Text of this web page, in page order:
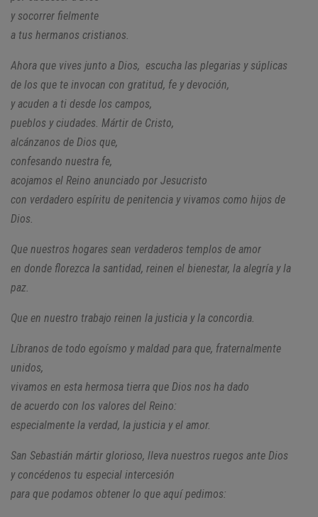
y socorrer fielmente
a tus hermanos cristianos.
Ahora que vives junto a Dios, escucha las plegarias y súplicas
de los que te invocan con gratitud, fe y devoción,
y acuden a ti desde los campos,
pueblos y ciudades. Mártir de Cristo,
alcánzanos de Dios que,
confesando nuestra fe,
acojamos el Reino anunciado por Jesucristo
con verdadero espíritu de penitencia y vivamos como hijos de
Dios.
Que nuestros hogares sean verdaderos templos de amor
en donde florezca la santidad, reinen el bienestar, la alegría y la
paz.
Que en nuestro trabajo reinen la justicia y la concordia.
Líbranos de todo egoísmo y maldad para que, fraternalmente
unidos,
vivamos en esta hermosa tierra que Dios nos ha dado
de acuerdo con los valores del Reino:
especialmente la verdad, la justicia y el amor.
San Sebastián mártir glorioso, lleva nuestros ruegos ante Dios
y concédenos tu especial intercesión
para que podamos obtener lo que aquí pedimos: